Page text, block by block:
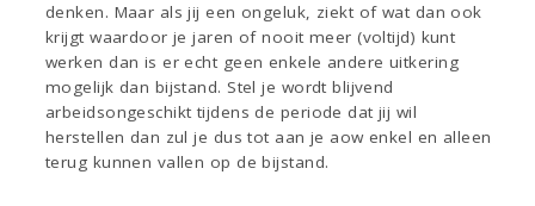
denken. Maar als jij een ongeluk, ziekt of wat dan ook
krijgt waardoor je jaren of nooit meer (voltijd) kunt
werken dan is er echt geen enkele andere uitkering
mogelijk dan bijstand. Stel je wordt blijvend
arbeidsongeschikt tijdens de periode dat jij wil
herstellen dan zul je dus tot aan je aow enkel en alleen
terug kunnen vallen op de bijstand.